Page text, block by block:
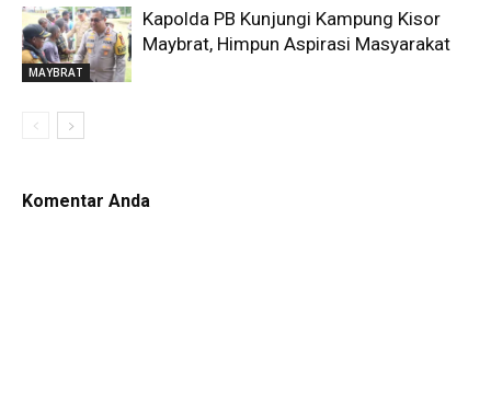
MAYBRAT
Kapolda PB Kunjungi Kampung Kisor
Maybrat, Himpun Aspirasi Masyarakat
Komentar Anda